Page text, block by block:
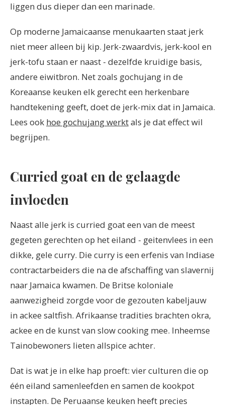
liggen dus dieper dan een marinade.
Op moderne Jamaicaanse menukaarten staat jerk
niet meer alleen bij kip. Jerk-zwaardvis, jerk-kool en
jerk-tofu staan er naast - dezelfde kruidige basis,
andere eiwitbron. Net zoals gochujang in de
Koreaanse keuken elk gerecht een herkenbare
handtekening geeft, doet de jerk-mix dat in Jamaica.
Lees ook hoe gochujang werktals je dat effect wil
begrijpen.
Curried goat en de gelaagde
invloeden
Naast alle jerk is curried goat een van de meest
gegeten gerechten op het eiland - geitenvlees in een
dikke, gele curry. Die curry is een erfenis van Indiase
contractarbeiders die na de afschaffing van slavernij
naar Jamaica kwamen. De Britse koloniale
aanwezigheid zorgde voor de gezouten kabeljauw
in ackee saltfish. Afrikaanse tradities brachten okra,
ackee en de kunst van slow cooking mee. Inheemse
Tainobewoners lieten allspice achter.
Dat is wat je in elke hap proeft: vier culturen die op
één eiland samenleefden en samen de kookpot
instapten. De Peruaanse keuken heeft precies